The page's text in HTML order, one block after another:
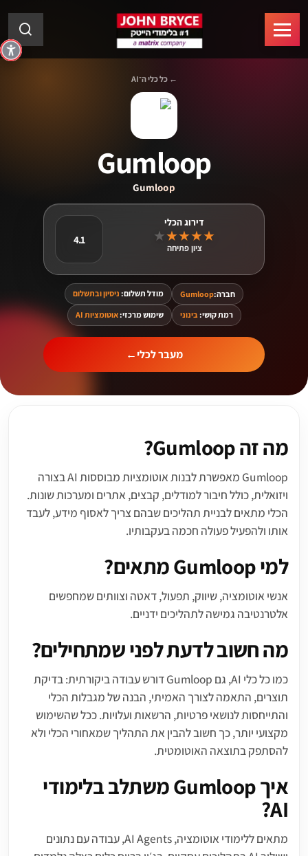
← כל כלי ה־AI
Gumloop
Gumloop
4.1 ★
★
★
★
★
ציון פתיחה
חברה:Gumloop מודל תשלום: ניסיון ובתשלום
רמת קושי:בינוני שימוש מרכזי:אוטומציות AI
מעבר לכלי←
מה זה Gumloop?
Gumloop מאפשרת לבנות אוטומציות מבוססות AI בצורה
ויזואלית, כולל חיבור למודלים, קבצים, אתרים ומערכות שונות.
הכלי מתאים לבניית תהליכים שבהם צריך לאסוף מידע, לעבד
אותו ולהפעיל פעולה חכמה בעקבותיו.
למי Gumloop מתאים?
אנשי אוטומציה, שיווק, תפעול, דאטה וצוותים שמחפשים
אלטרנטיבה גמישה לתהליכים ידניים.
מה חשוב לדעת לפני שמתחילים?
כמו כל כלי AI, גם Gumloop דורש עבודה ביקורתית: בדיקת
תוצרים, התאמה לצורך האמיתי, הבנה של מגבלות הכלי
והתייחסות לנושאי פרטיות, הרשאות ועלויות. ככל שהשימוש
מקצועי יותר, כך חשוב להבין את התהליך שמאחורי הכלי ולא
להסתפק בתוצאה האוטומטית.
איך Gumloop משתלב בלימודי
AI?
מתאים ללימודי אוטומציה, AI Agents, עבודה עם נתונים